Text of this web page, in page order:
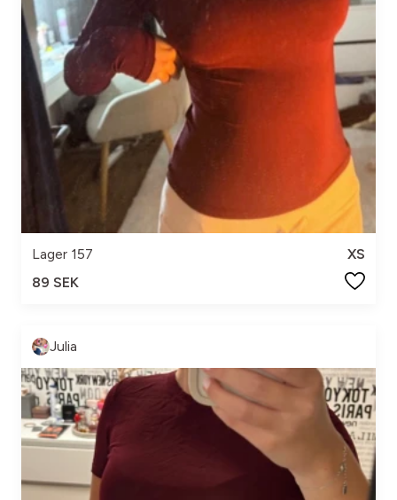
Lager 157
XS
89 SEK
Julia